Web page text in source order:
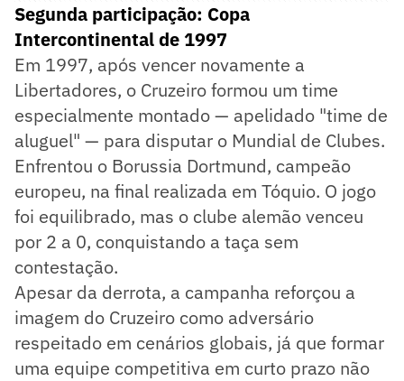
Segunda participação: Copa
Intercontinental de 1997
Em 1997, após vencer novamente a
Libertadores, o Cruzeiro formou um time
especialmente montado — apelidado "time de
aluguel" — para disputar o Mundial de Clubes.
Enfrentou o Borussia Dortmund, campeão
europeu, na final realizada em Tóquio. O jogo
foi equilibrado, mas o clube alemão venceu
por 2 a 0, conquistando a taça sem
contestação.
Apesar da derrota, a campanha reforçou a
imagem do Cruzeiro como adversário
respeitado em cenários globais, já que formar
uma equipe competitiva em curto prazo não